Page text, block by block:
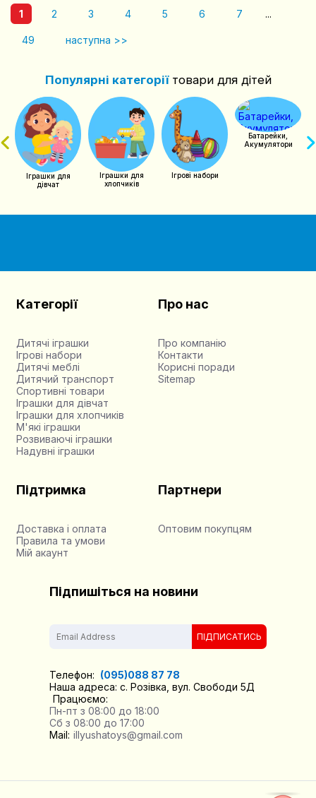
1 2 3 4 5 6 7 ...
49 наступна >>
Популярні категоріїтовари для дітей
Іграшки для
дівчат
Іграшки для
хлопчиків
Ігрові набори
Батарейки,
Акумулятори
Категорії
Дитячі іграшки
Ігрові набори
Дитячі меблі
Дитячий транспорт
Спортивні товари
Іграшки для дівчат
Іграшки для хлопчиків
М'які іграшки
Розвиваючі іграшки
Надувні іграшки
Про нас
Про компанію
Контакти
Корисні поради
Sitemap
Підтримка
Доставка і оплата
Правила та умови
Мій акаунт
Партнери
Оптовим покупцям
Підпишіться на новини
ПІДПИСАТИСЬ
Телефон: (095)088 87 78
Наша адреса: с. Розівка, вул. Свободи 5Д
Працюємо:
Пн-пт з 08:00 до 18:00
Сб з 08:00 до 17:00
Mail: illyushatoys@gmail.com